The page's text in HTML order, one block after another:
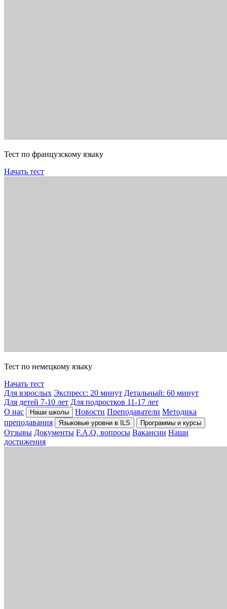
Тест по французскому языку
Начать тест
Тест по немецкому языку
Начать тест
Для взрослых Экспресс: 20 минут Детальный: 60 минут
Для детей 7-10 лет Для подростков 11-17 лет
О нас
Наши школы Новости Преподаватели Методика
преподавания
Языковые уровни в ILS Программы и курсы
Отзывы Документы F.A.Q. вопросы Вакансии Наши
достижения